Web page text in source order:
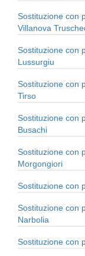
Sostituzione con
Villanova
Sostituzione con
Lussurgiu
Sostituzione con
Tirso
Sostituzione con
Busachi
Sostituzione con
Morgongiori
Sostituzione con
Sostituzione con
Narbolia
Sostituzione con